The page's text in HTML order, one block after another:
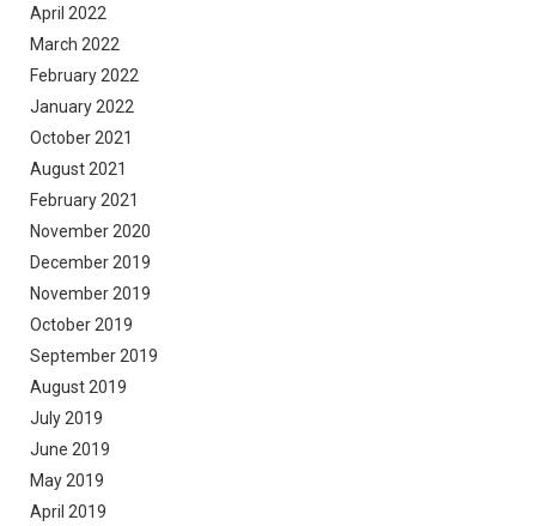
April 2022
March 2022
February 2022
January 2022
October 2021
August 2021
February 2021
November 2020
December 2019
November 2019
October 2019
September 2019
August 2019
July 2019
June 2019
May 2019
April 2019